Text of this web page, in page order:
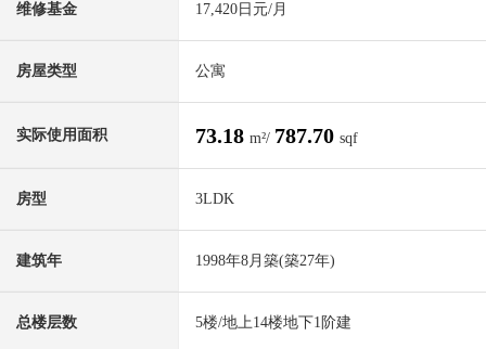
维修基金 17,420日元/月
房屋类型 公寓
实际使用面积 73.18 m²/ 787.70 sqf
房型 3LDK
建筑年 1998年8月築(築27年)
总楼层数 5楼/地上14楼地下1阶建